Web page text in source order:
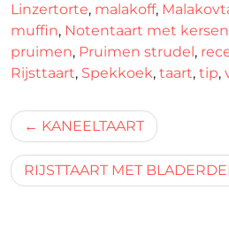
Linzertorte, malakoff,
muffin, Notentaart met kersen
pruimen, Pruimen strudel,
Rijsttaart, Spekkoek, taart, tip,
Bericht
navigatie
KANEELTAART
RIJSTTAART MET